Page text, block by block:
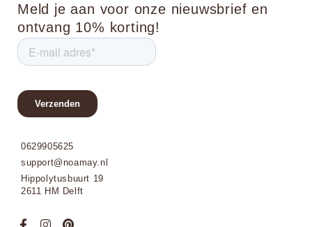
Meld je aan voor onze nieuwsbrief en
ontvang 10% korting!
0629905625
support@noamay.nl
Hippolytusbuurt 19
2611 HM Delft